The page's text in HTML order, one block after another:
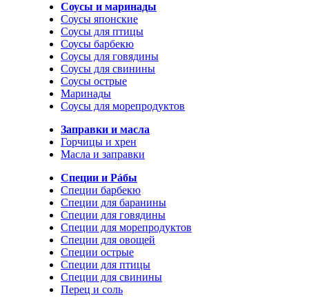
Соусы и маринады
Соусы японские
Соусы для птицы
Соусы барбекю
Соусы для говядины
Соусы для свинины
Соусы острые
Маринады
Соусы для морепродуктов
Заправки и масла
Горчицы и хрен
Масла и заправки
Специи и Рáбы
Специи барбекю
Специи для баранины
Специи для говядины
Специи для морепродуктов
Специи для овощей
Специи острые
Специи для птицы
Специи для свинины
Перец и соль